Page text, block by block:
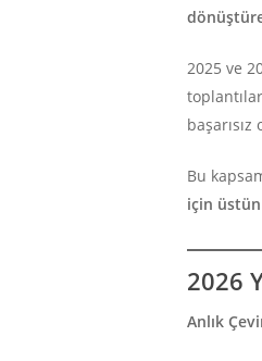
2025 ve
Bu
için üstün
2026
Anlık